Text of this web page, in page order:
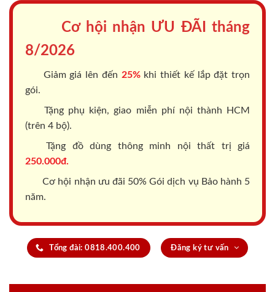
Cơ hội nhận ƯU ĐÃI tháng
8/2026
Giảm giá lên đến 25%khi thiết kế lắp đặt trọn
gói.
Tặng phụ kiện, giao miễn phí nội thành HCM
(trên 4 bộ).
Tặng đồ dùng thông minh nội thất trị giá
250.000đ.
Cơ hội nhận ưu đãi 50% Gói dịch vụ Bảo hành 5
năm.
Tổng đài: 0818.400.400 Đăng ký tư vấn